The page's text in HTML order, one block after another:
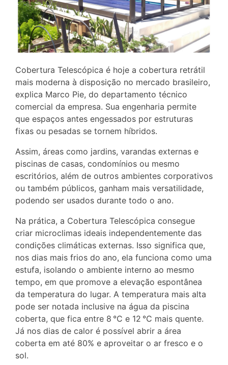
Cobertura Telescópica é hoje a cobertura retrátil
mais moderna à disposição no mercado brasileiro,
explica Marco Pie, do departamento técnico
comercial da empresa. Sua engenharia permite
que espaços antes engessados por estruturas
fixas ou pesadas se tornem híbridos.
Assim, áreas como jardins, varandas externas e
piscinas de casas, condomínios ou mesmo
escritórios, além de outros ambientes corporativos
ou também públicos, ganham mais versatilidade,
podendo ser usados durante todo o ano.
Na prática, a Cobertura Telescópica consegue
criar microclimas ideais independentemente das
condições climáticas externas. Isso significa que,
nos dias mais frios do ano, ela funciona como uma
estufa, isolando o ambiente interno ao mesmo
tempo, em que promove a elevação espontânea
da temperatura do lugar. A temperatura mais alta
pode ser notada inclusive na água da piscina
coberta, que fica entre 8 °C e 12 °C mais quente.
Já nos dias de calor é possível abrir a área
coberta em até 80% e aproveitar o ar fresco e o
sol.